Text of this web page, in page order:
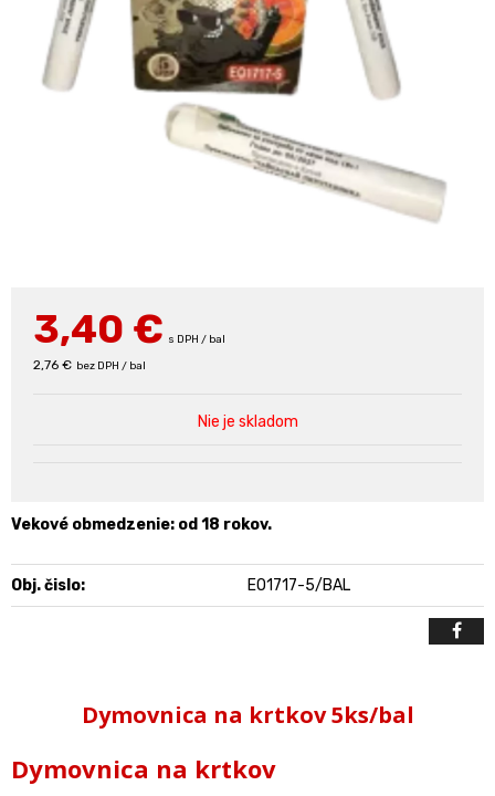
3,40 € s DPH / bal
2,76 € bez DPH / bal
Nie je skladom
Vekové obmedzenie: od 18 rokov.
Obj. čislo: EO1717-5/BAL
Dymovnica na krtkov 5ks/bal
Dymovnica na krtkov